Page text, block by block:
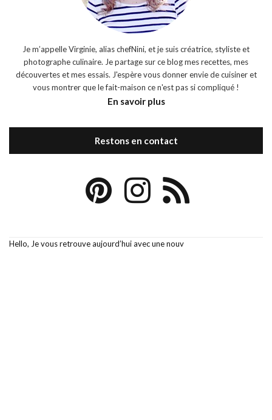
Je m’appelle Virginie, alias chefNini, et je suis créatrice, styliste et
photographe culinaire. Je partage sur ce blog mes recettes, mes
découvertes et mes essais. J'espère vous donner envie de cuisiner et
vous montrer que le fait-maison ce n'est pas si compliqué !
En savoir plus
Restons en contact
Hello, Je vous retrouve aujourd’hui avec une nouv